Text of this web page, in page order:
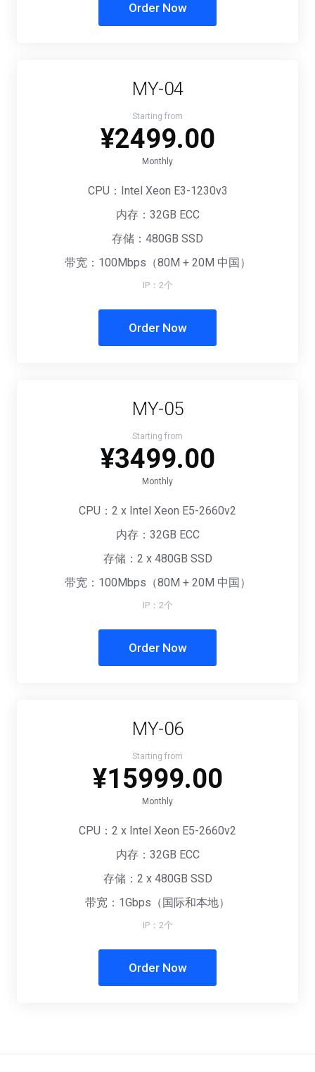
Order Now
MY-04
Starting from
¥2499.00
Monthly
CPU：Intel Xeon E3-1230v3
内存：32GB ECC
存储：480GB SSD
带宽：100Mbps（80M + 20M 中国）
IP：2个
Order Now
MY-05
Starting from
¥3499.00
Monthly
CPU：2 x Intel Xeon E5-2660v2
内存：32GB ECC
存储：2 x 480GB SSD
带宽：100Mbps（80M + 20M 中国）
IP：2个
Order Now
MY-06
Starting from
¥15999.00
Monthly
CPU：2 x Intel Xeon E5-2660v2
内存：32GB ECC
存储：2 x 480GB SSD
带宽：1Gbps（国际和本地）
IP：2个
Order Now